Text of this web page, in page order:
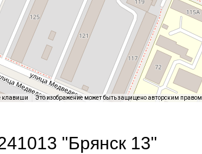
клавиши Это изображение может быть защищено авторским правом
"Брянск 13"